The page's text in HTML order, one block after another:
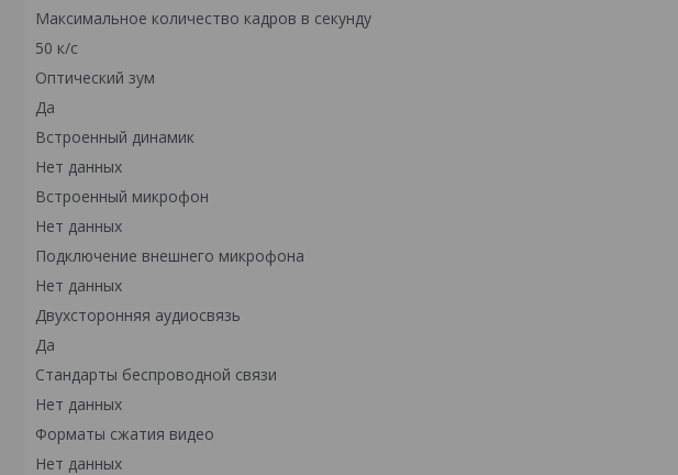
Максимальное количество кадров в секунду
50 к/с
Оптический зум
Да
Встроенный динамик
Нет данных
Встроенный микрофон
Нет данных
Подключение внешнего микрофона
Нет данных
Двухсторонняя аудиосвязь
Да
Стандарты беспроводной связи
Нет данныx
Форматы сжатия видео
Нет данных